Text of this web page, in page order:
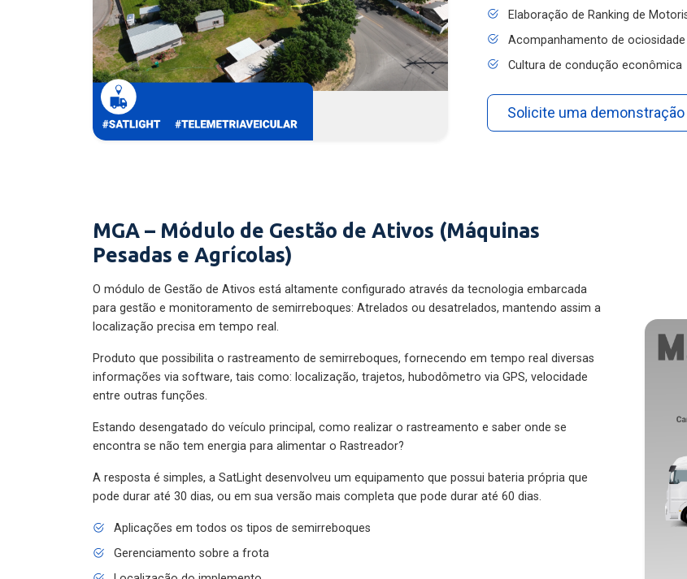
Elaboração de Ranking de
Acompanhamento de ociosidade
Cultura de condução econômica
Solicite uma demonstração
MGA – Módulo de Gestão de Ativos (Máquinas
Pesadas e Agrícolas)
O módulo de Gestão de Ativos está altamente configurado através da tecnologia embarcada
para gestão e monitoramento de semirreboques: Atrelados ou desatrelados, mantendo assim a
localização precisa em tempo real.
Produto que possibilita o rastreamento de semirreboques, fornecendo em tempo real diversas
informações via software, tais como: localização, trajetos, hubodômetro via GPS, velocidade
entre outras funções.
Estando desengatado do veículo principal, como realizar o rastreamento e saber onde se
encontra se não tem energia para alimentar o Rastreador?
A resposta é simples, a SatLight desenvolveu um equipamento que possui bateria própria que
pode durar até 30 dias, ou em sua versão mais completa que pode durar até 60 dias.
Aplicações em todos os tipos de semirreboques
Gerenciamento sobre a frota
Localização do implemento